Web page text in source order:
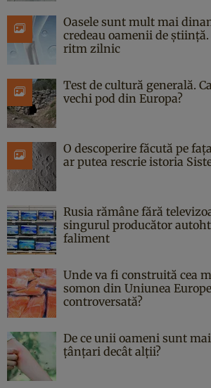
Oasele sunt mult mai
credeau oamenii de
ritm zilnic
Test de cultură generală.
vechi pod din Europa?
O descoperire făcută pe
ar putea rescrie istoria
Rusia rămâne fără
singurul producător
faliment
Unde va fi construită cea
somon din Uniunea
controversată?
De ce unii oameni sunt
țânțari decât alții?